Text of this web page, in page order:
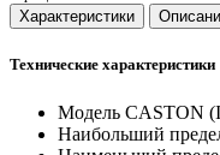
Характеристики
Технические характеристики
Модель CASTON
Наибольший